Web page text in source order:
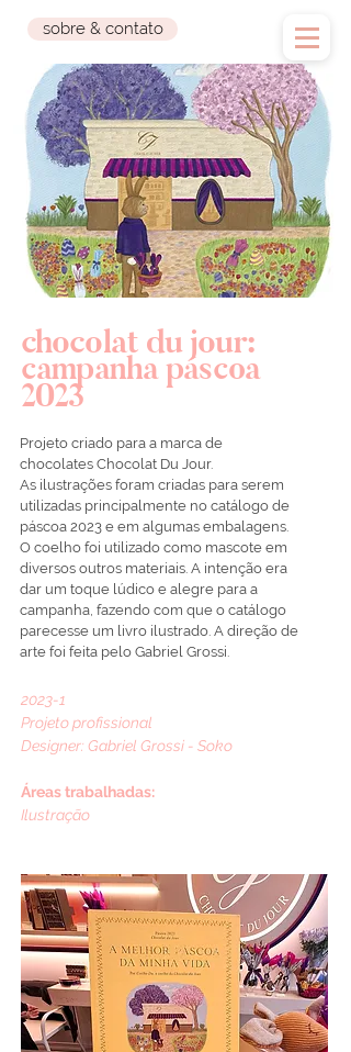
sobre & contato
chocolat du jour:
campanha páscoa
2023
Projeto criado para a marca de
chocolates Chocolat Du Jour.
As ilustrações foram criadas para serem
utilizadas principalmente no catálogo de
páscoa 2023 e em algumas embalagens.
O coelho foi utilizado como mascote em
diversos outros materiais. A intenção era
dar um toque lúdico e alegre para a
campanha, fazendo com que o catálogo
parecesse um livro ilustrado. A direção de
arte foi feita pelo Gabriel Grossi.
2023-1
Projeto profissional
Designer: Gabriel Grossi - Soko
Áreas trabalhadas:
Ilustração